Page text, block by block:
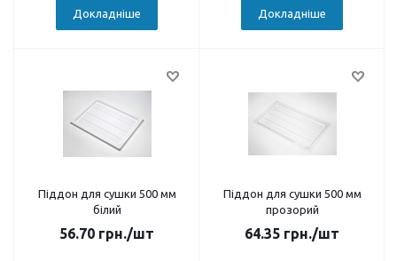
Докладніше Докладніше
Піддон для сушки 500 мм
білий
56.70 грн./шт
Піддон для сушки 500 мм
прозорий
64.35 грн./шт